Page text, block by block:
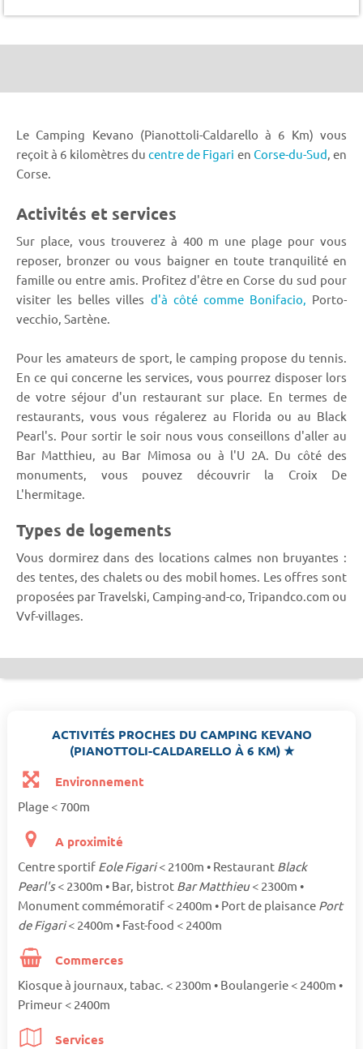
Le Camping Kevano (Pianottoli-Caldarello à 6 Km) vous
reçoit à 6 kilomètres du centre de Figari en Corse-du-Sud, en
Corse.
Activités et services
Sur place, vous trouverez à 400 m une plage pour vous
reposer, bronzer ou vous baigner en toute tranquilité en
famille ou entre amis. Profitez d'être en Corse du sud pour
visiter les belles villes d'à côté comme Bonifacio, Porto-
vecchio, Sartène.
Pour les amateurs de sport, le camping propose du tennis.
En ce qui concerne les services, vous pourrez disposer lors
de votre séjour d'un restaurant sur place. En termes de
restaurants, vous vous régalerez au Florida ou au Black
Pearl's. Pour sortir le soir nous vous conseillons d'aller au
Bar Matthieu, au Bar Mimosa ou à l'U 2A. Du côté des
monuments, vous pouvez découvrir la Croix De
L'hermitage.
Types de logements
Vous dormirez dans des locations calmes non bruyantes :
des tentes, des chalets ou des mobil homes. Les offres sont
proposées par Travelski, Camping-and-co, Tripandco.com ou
Vvf-villages.
ACTIVITÉS PROCHES DU CAMPING KEVANO
(PIANOTTOLI-CALDARELLO À 6 KM) ★
Environnement
Plage < 700m
A proximité
Centre sportif Eole Figari< 2100m • Restaurant Black
Pearl's< 2300m • Bar, bistrot Bar Matthieu< 2300m •
Monument commémoratif < 2400m • Port de plaisance Port
de Figari< 2400m • Fast-food < 2400m
Commerces
Kiosque à journaux, tabac. < 2300m • Boulangerie < 2400m •
Primeur < 2400m
Services